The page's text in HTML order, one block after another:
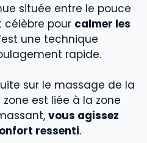
située entre le pouce
célèbre pour calmer les
une technique
rapide.
sur le massage de la
est liée à la zone
vous agissez
ressenti.